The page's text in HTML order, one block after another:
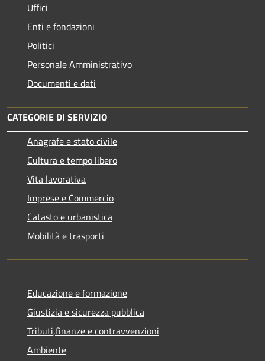
Uffici
Enti e fondazioni
Politici
Personale Amministrativo
Documenti e dati
CATEGORIE DI SERVIZIO
Anagrafe e stato civile
Cultura e tempo libero
Vita lavorativa
Imprese e Commercio
Catasto e urbanistica
Mobilità e trasporti
Educazione e formazione
Giustizia e sicurezza pubblica
Tributi,finanze e contravvenzioni
Ambiente